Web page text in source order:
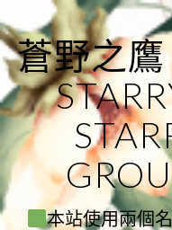
to
content
蒼野之
本站使用兩個